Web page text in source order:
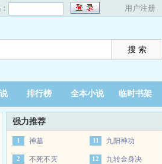
用户注册
排行榜 全本小说 临时书架
强力推荐
1 神墓
2 不死不灭
11 九阳神功
12 九转金身决